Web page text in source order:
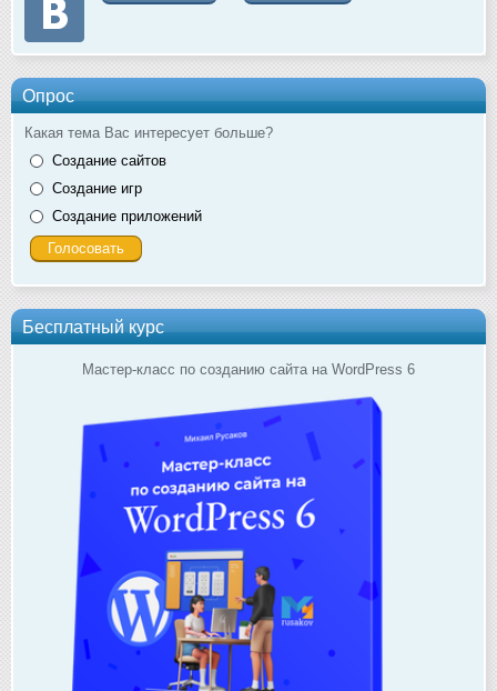
Опрос
Какая тема Вас интересует больше?
Создание сайтов
Создание игр
Создание приложений
Бесплатный курс
Мастер-класс по созданию сайта на WordPress 6